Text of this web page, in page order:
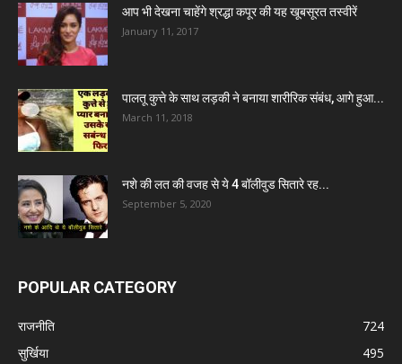
आप भी देखना चाहेंगे श्रद्धा कपूर की यह खूबसूरत तस्वीरें
January 11, 2017
पालतू कुत्ते के साथ लड़की ने बनाया शारीरिक संबंध, आगे हुआ...
March 11, 2018
नशे की लत की वजह से ये 4 बॉलीवुड सितारे रह...
September 5, 2020
POPULAR CATEGORY
राजनीति
724
सुर्खिया
495